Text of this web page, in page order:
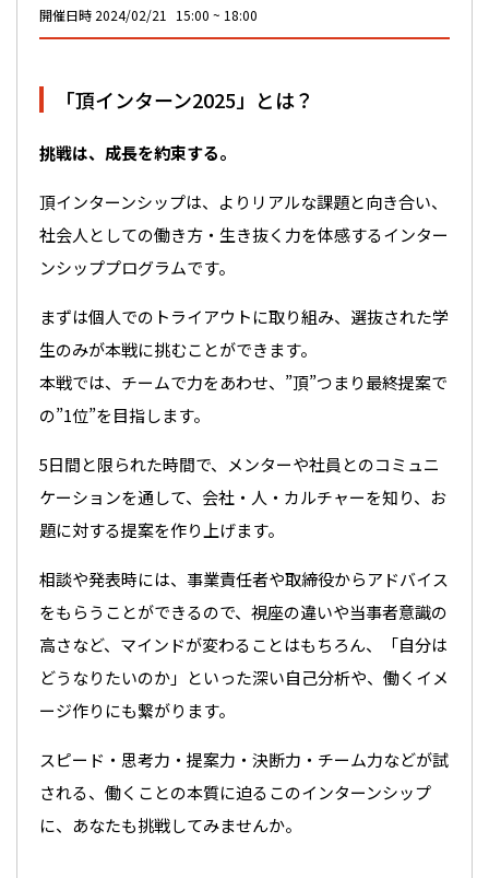
開催日時 2024/02/21 15:00 18:00
「頂インターン2025」とは？
挑戦は、成長を約束する。
頂インターンシップは、よりリアルな課題と向き合い、
社会人としての働き方・生き抜く力を体感するインター
ンシッププログラムです。
まずは個人でのトライアウトに取り組み、選抜された学
生のみが本戦に挑むことができます。
本戦では、チームで力をあわせ、”頂”つまり最終提案で
の”1位”を目指します。
5日間と限られた時間で、メンターや社員とのコミュニ
ケーションを通して、会社・人・カルチャーを知り、お
題に対する提案を作り上げます。
相談や発表時には、事業責任者や取締役からアドバイス
をもらうことができるので、視座の違いや当事者意識の
高さなど、マインドが変わることはもちろん、「自分は
どうなりたいのか」といった深い自己分析や、働くイメ
ージ作りにも繋がります。
スピード・思考力・提案力・決断力・チーム力などが試
される、働くことの本質に迫るこのインターンシップ
に、あなたも挑戦してみませんか。